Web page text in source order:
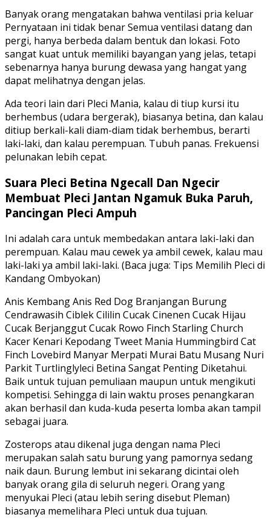
Banyak orang mengatakan bahwa ventilasi pria keluar
Pernyataan ini tidak benar Semua ventilasi datang dan
pergi, hanya berbeda dalam bentuk dan lokasi. Foto
sangat kuat untuk memiliki bayangan yang jelas, tetapi
sebenarnya hanya burung dewasa yang hangat yang
dapat melihatnya dengan jelas.
Ada teori lain dari Pleci Mania, kalau di tiup kursi itu
berhembus (udara bergerak), biasanya betina, dan kalau
ditiup berkali-kali diam-diam tidak berhembus, berarti
laki-laki, dan kalau perempuan. Tubuh panas. Frekuensi
pelunakan lebih cepat.
Suara Pleci Betina Ngecall Dan Ngecir
Membuat Pleci Jantan Ngamuk Buka Paruh,
Pancingan Pleci Ampuh
Ini adalah cara untuk membedakan antara laki-laki dan
perempuan. Kalau mau cewek ya ambil cewek, kalau mau
laki-laki ya ambil laki-laki. (Baca juga: Tips Memilih Pleci di
Kandang Ombyokan)
Anis Kembang Anis Red Dog Branjangan Burung
Cendrawasih Ciblek Cililin Cucak Cinenen Cucak Hijau
Cucak Berjanggut Cucak Rowo Finch Starling Church
Kacer Kenari Kepodang Tweet Mania Hummingbird Cat
Finch Lovebird Manyar Merpati Murai Batu Musang Nuri
Parkit Turtlinglyleci Betina Sangat Penting Diketahui.
Baik untuk tujuan pemuliaan maupun untuk mengikuti
kompetisi. Sehingga di lain waktu proses penangkaran
akan berhasil dan kuda-kuda peserta lomba akan tampil
sebagai juara.
Zosterops atau dikenal juga dengan nama Pleci
merupakan salah satu burung yang pamornya sedang
naik daun. Burung lembut ini sekarang dicintai oleh
banyak orang gila di seluruh negeri. Orang yang
menyukai Pleci (atau lebih sering disebut Pleman)
biasanya memelihara Pleci untuk dua tujuan.